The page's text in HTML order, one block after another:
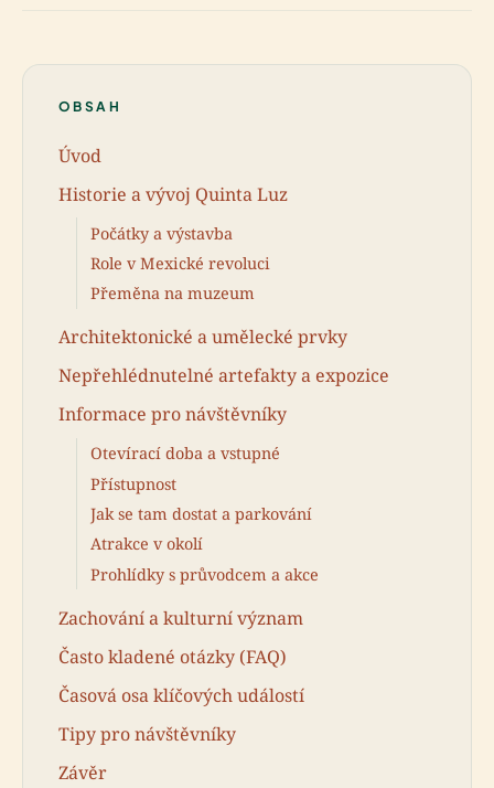
OBSAH
Úvod
Historie a vývoj Quinta Luz
Počátky a výstavba
Role v Mexické revoluci
Přeměna na muzeum
Architektonické a umělecké prvky
Nepřehlédnutelné artefakty a expozice
Informace pro návštěvníky
Otevírací doba a vstupné
Přístupnost
Jak se tam dostat a parkování
Atrakce v okolí
Prohlídky s průvodcem a akce
Zachování a kulturní význam
Často kladené otázky (FAQ)
Časová osa klíčových událostí
Tipy pro návštěvníky
Závěr